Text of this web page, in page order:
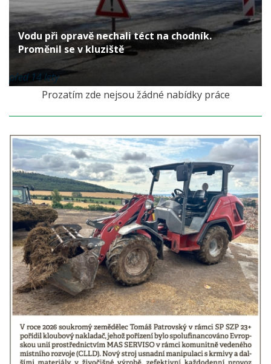
Vodu při opravě nechali téct na chodník.
Proměnil se v kluziště
před 14 lety
Prozatím zde nejsou žádné nabídky práce